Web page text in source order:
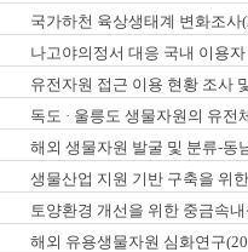
국가하천 육상생태계 변화조사
나고야의정서 대응 국내 이용
유전자원 접근 이용 현황 조사
독도 · 울릉도 생물자원의 유전
해외 생물자원 발굴 및 분류-동
생물산업 지원 기반 구축을 위
토양환경 개선을 위한 중금속
해외 유용생물자원 심화연구